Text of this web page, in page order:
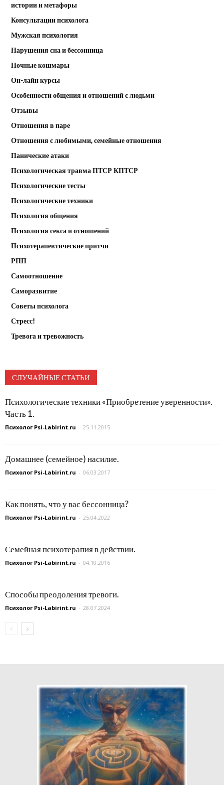
истории и метафоры
Консультации психолога
Мужская психология
Нарушения сна и бессонница
Ночные кошмары
Он-лайн курсы
Особенности общения и отношений с людьми
Отзывы
Отношения в паре
Отношения с любимыми, семейные отношения
Панические атаки
Психологическая травма ПТСР КПТСР
Психологические тесты
Психологические техники
Психология общения
Психология секса и отношений
Психотерапевтические притчи
РПП
Самоотношение
Саморазвитие
Советы психолога
Стресс!
Тревога и тревожность
СЛУЧАЙНЫЕ СТАТЬИ
Психологические техники «Приобретение уверенности».
Часть 1.
Психолог Psi-Labirint.ru - 25.11.2015
Домашнее (семейное) насилие.
Психолог Psi-Labirint.ru - 06.03.2017
Как понять, что у вас бессонница?
Психолог Psi-Labirint.ru - 25.04.2022
Семейная психотерапия в действии.
Психолог Psi-Labirint.ru - 04.10.2016
Способы преодоления тревоги.
Психолог Psi-Labirint.ru - 28.07.2024